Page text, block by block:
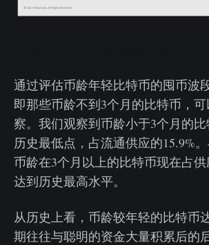
通过评估币龄年轻比特币的囤币波
即那些币龄不到3个月的比特币，
察。我们观察到币龄小于3个月的
历史最低点，占流通供应的15.9%
币龄在3个月以上的比特币现在占供
达到历史最高水平。
从历史上看，币龄较年轻的比特币
期往往与聪明的资金大量积累后的